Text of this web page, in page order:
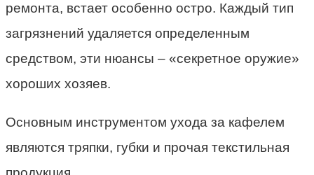
ремонта, встает особенно остро. Каждый тип
загрязнений удаляется определенным
средством, эти нюансы – «секретное оружие»
хороших хозяев.
Основным инструментом ухода за кафелем
являются тряпки, губки и прочая текстильная